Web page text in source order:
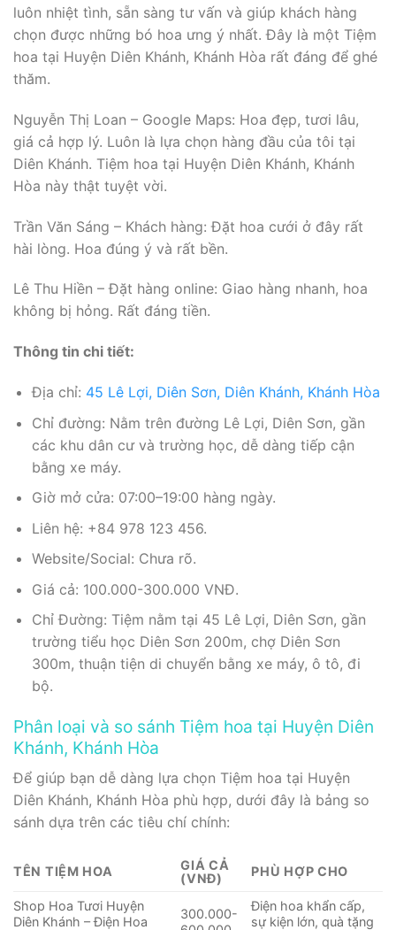
luôn nhiệt tình, sẵn sàng tư vấn và giúp khách hàng
chọn được những bó hoa ưng ý nhất. Đây là một Tiệm
hoa tại Huyện Diên Khánh, Khánh Hòa rất đáng để ghé
thăm.
Nguyễn Thị Loan – Google Maps: Hoa đẹp, tươi lâu,
giá cả hợp lý. Luôn là lựa chọn hàng đầu của tôi tại
Diên Khánh. Tiệm hoa tại Huyện Diên Khánh, Khánh
Hòa này thật tuyệt vời.
Trần Văn Sáng – Khách hàng: Đặt hoa cưới ở đây rất
hài lòng. Hoa đúng ý và rất bền.
Lê Thu Hiền – Đặt hàng online: Giao hàng nhanh, hoa
không bị hỏng. Rất đáng tiền.
Thông tin chi tiết:
Địa chỉ: 45 Lê Lợi, Diên Sơn, Diên Khánh, Khánh Hòa
Chỉ đường: Nằm trên đường Lê Lợi, Diên Sơn, gần
các khu dân cư và trường học, dễ dàng tiếp cận
bằng xe máy.
Giờ mở cửa: 07:00–19:00 hàng ngày.
Liên hệ: +84 978 123 456.
Website/Social: Chưa rõ.
Giá cả: 100.000-300.000 VNĐ.
Chỉ Đường: Tiệm nằm tại 45 Lê Lợi, Diên Sơn, gần
trường tiểu học Diên Sơn 200m, chợ Diên Sơn
300m, thuận tiện di chuyển bằng xe máy, ô tô, đi
bộ.
Phân loại và so sánh Tiệm hoa tại Huyện Diên
Khánh, Khánh Hòa
Để giúp bạn dễ dàng lựa chọn Tiệm hoa tại Huyện
Diên Khánh, Khánh Hòa phù hợp, dưới đây là bảng so
sánh dựa trên các tiêu chí chính:
TÊN TIỆM HOA
GIÁ CẢ
(VNĐ)
PHÙ HỢP CHO
Shop Hoa Tươi Huyện
Diên Khánh – Điện Hoa
300.000-
Điện hoa khẩn cấp,
sự kiện lớn, quà tặng